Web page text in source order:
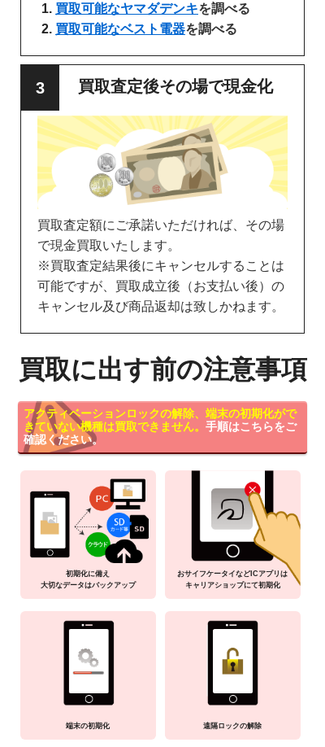
買取可能なヤマダデンキを調べる
買取可能なベスト電器を調べる
買取査定後その場で現金化
買取査定額にご承諾いただければ、その場
で現金買取いたします。
※買取査定結果後にキャンセルすることは
可能ですが、買取成立後（お支払い後）の
キャンセル及び商品返却は致しかねます。
買取に出す前の注意事項
アクティベーションロックの解除、端末の初期化がで
きていない機種は買取できません。 手順はこちらをご
確認ください。
初期化に備え
大切なデータはバックアップ
おサイフケータイなどICアプリは
キャリアショップにて初期化
端末の初期化 遠隔ロックの解除